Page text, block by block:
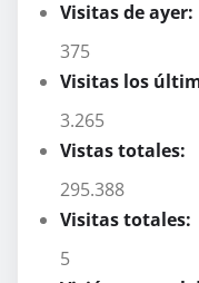
Visitas de ayer:
375
Visitas los
3.265
Vistas totales:
295.388
Visitas totales:
5